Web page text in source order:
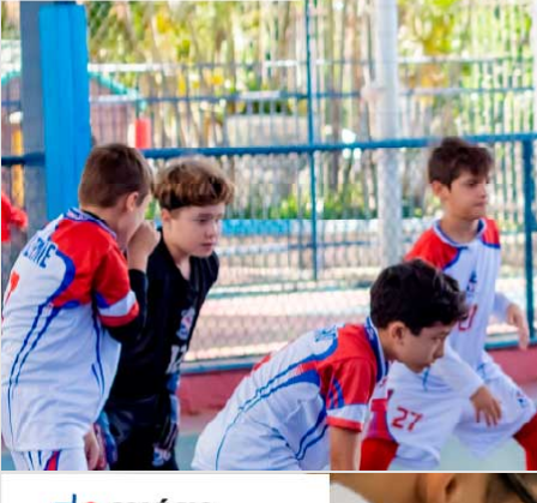
Desafios | Saiba mais
Lista de vídeos
NOSSOCANAL